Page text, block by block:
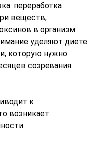
переработка
веществ,
в организм
уделяют диете
которую нужно
созревания
к
возникает